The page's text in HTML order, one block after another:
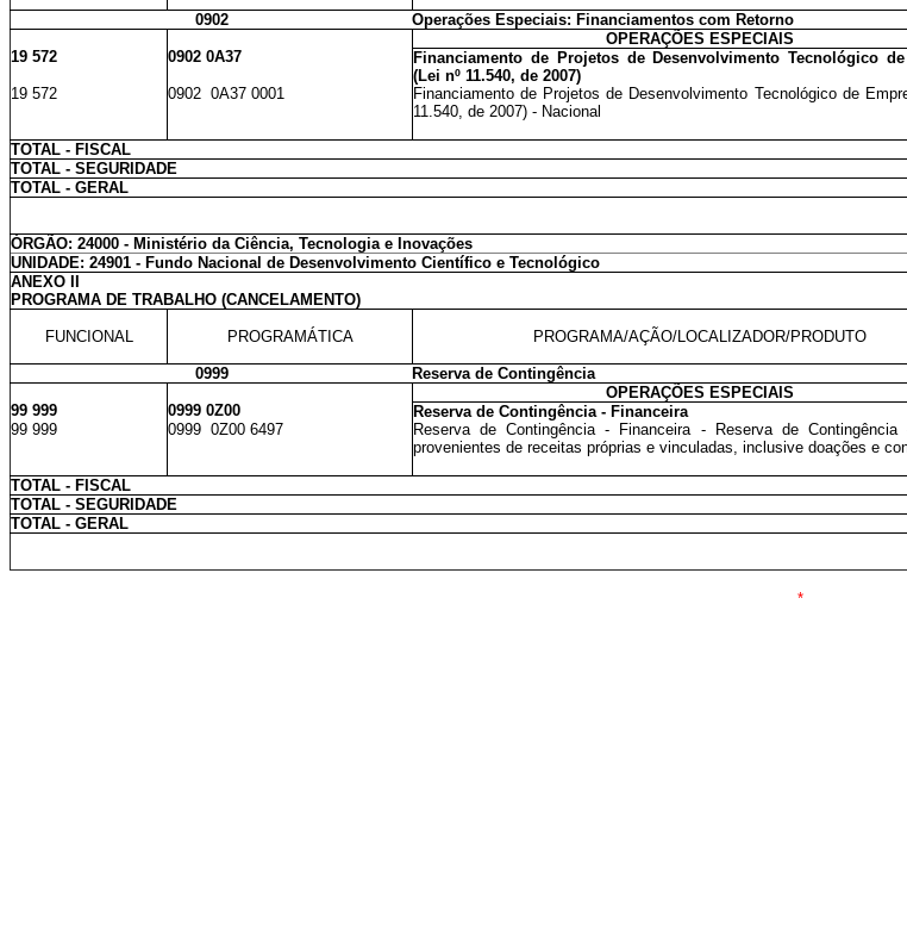
0902 Operações Especiais: Financiamentos com Retorno
OPERAÇÕES ESPECIAIS
19 572
0902 0A37
Financiamento de Projetos de Desenvolvimento Tecnológico
(Lei nº 11.540, de 2007)
19 572
0902 0A37 0001
Financiamento de Projetos de Desenvolvimento Tecnológico de
11.540, de 2007) - Nacional
TOTAL - FISCAL
TOTAL - SEGURIDADE
TOTAL - GERAL
ÓRGÃO: 24000 - Ministério da Ciência, Tecnologia e Inovações
UNIDADE: 24901 - Fundo Nacional de Desenvolvimento Científico e Tecnológico
ANEXO II
PROGRAMA DE TRABALHO (CANCELAMENTO)
FUNCIONAL PROGRAMÁTICA PROGRAMA/AÇÃO/LOCALIZADOR/PRODUTO
0999 Reserva de Contingência
OPERAÇÕES ESPECIAIS
99 999
0999 0Z00 Reserva de Contingência - Financeira
99 999
0999 0Z00 6497
Reserva de Contingência - Financeira - Reserva de Contingência
provenientes de receitas próprias e vinculadas, inclusive doações e
TOTAL - FISCAL
TOTAL - SEGURIDADE
TOTAL - GERAL
*